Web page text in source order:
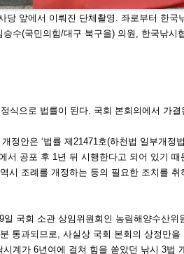
당 앞에서 이뤄진 단체촬영. 좌로부터 한국
수(국민의힘/대 구 북구을) 의원, 한국낚시
식으로 법률이 된다. 국회 본회의에서 가
정안은 ‘법률 제21471호(하천 법 일부개정
서 공포 후 1년 뒤 시행한다고 되어 있기 때
시 조례를 개정하는 등의 필요한 조치 를 취
일 국회 소관 상임위원회인 농림해양수산위
통과되므로, 사실상 국회 본회의 상정만을
계가 6년여에 걸쳐 힘을 쏟았던 낚시 3법